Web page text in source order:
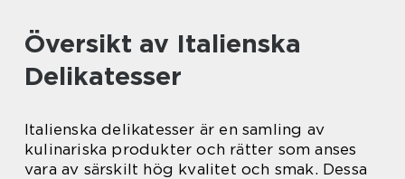
Översikt av Italienska
Delikatesser
Italienska delikatesser är en samling av
kulinariska produkter och rätter som anses
vara av särskilt hög kvalitet och smak. Dessa